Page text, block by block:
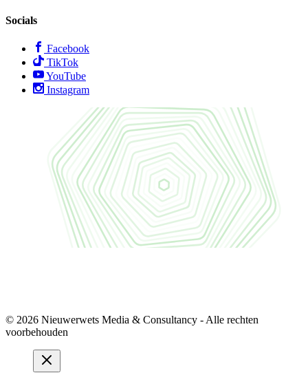
Socials
Facebook
TikTok
YouTube
Instagram
© 2026 Nieuwerwets Media & Consultancy - Alle rechten
voorbehouden